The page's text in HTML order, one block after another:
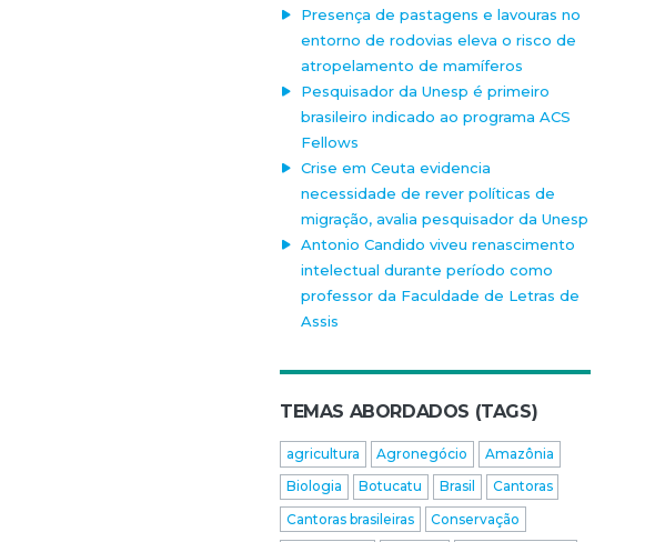
Presença de pastagens e lavouras no
entorno de rodovias eleva o risco de
atropelamento de mamíferos
Pesquisador da Unesp é primeiro
brasileiro indicado ao programa ACS
Fellows
Crise em Ceuta evidencia
necessidade de rever políticas de
migração, avalia pesquisador da Unesp
Antonio Candido viveu renascimento
intelectual durante período como
professor da Faculdade de Letras de
Assis
TEMAS ABORDADOS (TAGS)
agricultura Agronegócio
Amazônia
Biologia
Botucatu Brasil
Cantoras
Cantoras brasileiras
Conservação